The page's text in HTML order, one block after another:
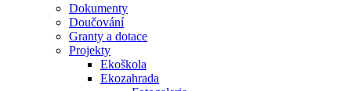
Dokumenty
Doučování
Granty a dotace
Projekty
Ekoškola
Ekozahrada